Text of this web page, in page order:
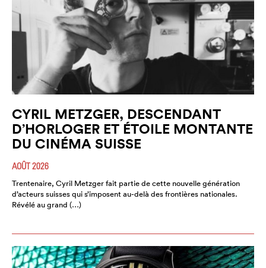
CYRIL METZGER, DESCENDANT
D’HORLOGER ET ÉTOILE MONTANTE
DU CINÉMA SUISSE
AOÛT 2026
Trentenaire, Cyril Metzger fait partie de cette nouvelle génération
d’acteurs suisses qui s’imposent au-delà des frontières nationales.
Révélé au grand (…)